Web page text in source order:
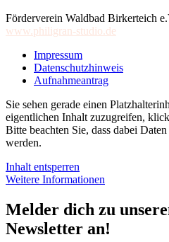
Förderverein Waldbad Birkerteich
www.philigran-studio.de
Impressum
Datenschutzhinweis
Aufnahmeantrag
Sie sehen gerade einen
eigentlichen Inhalt zuzugreifen,
Bitte beachten Sie, dass dabei
werden.
Inhalt entsperren
Weitere Informationen
Melder dich zu
Newsletter an!